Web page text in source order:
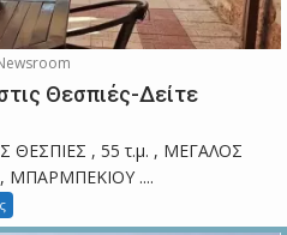
Θεσπιές-Δείτε
ΘΕΣΠΙΕΣ , 55 τ.μ. , ΜΕΓΑΛΟΣ
....